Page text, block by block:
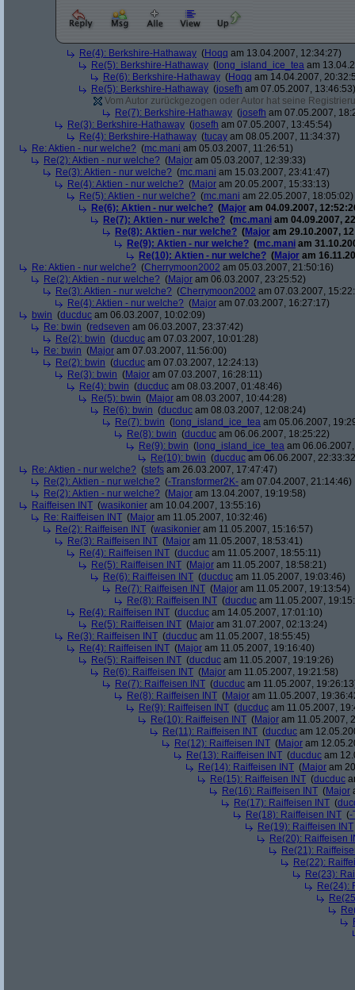
Re(4): Berkshire-Hathaway (Hoqq am 13.04.2007, 12:34:27)
Re(5): Berkshire-Hathaway ( long_island_ice_tea am
Re(6): Berkshire-Hathaway (Hoqq am 14.04.2007,
Re(5): Berkshire-Hathaway (josefh am 07.05.2007, 13:46:53)
Vom Autor zurückgezogen oder Autor hat seine
Re(7): Berkshire-Hathaway (josefh am 07.05.2007,
Re(3): Berkshire-Hathaway (josefh am 07.05.2007, 13:45:54)
Re(4): Berkshire-Hathaway (tucay am 08.05.2007, 11:34:37)
Re: Aktien - nur welche? (mc.mani am 05.03.2007, 11:26:51)
Re(2): Aktien - nur welche? (Major am 05.03.2007, 12:39:33)
Re(3): Aktien - nur welche? (mc.mani am 15.03.2007, 23:41:47)
Re(4): Aktien - nur welche? (Major am 20.05.2007, 15:33:13)
Re(5): Aktien - nur welche? (mc.mani am 22.05.2007, 18:05:02)
Re(6): Aktien - nur welche? (Major am 04.09.2007,
Re(7): Aktien - nur welche? (mc.mani am 04.09.2007,
Re(8): Aktien - nur welche? (Major am 29.10.2007,
Re(9): Aktien - nur welche? (mc.mani am
Re(10): Aktien - nur welche? (Major am
Re: Aktien - nur welche? (Cherrymoon2002 am 05.03.2007, 21:50:16)
Re(2): Aktien - nur welche? (Major am 06.03.2007, 23:25:52)
Re(3): Aktien - nur welche? (Cherrymoon2002 am 07.03.2007,
Re(4): Aktien - nur welche? (Major am 07.03.2007, 16:27:17)
bwin (ducduc am 06.03.2007, 10:02:09)
Re: bwin (redseven am 06.03.2007, 23:37:42)
Re(2): bwin (ducduc am 07.03.2007, 10:01:28)
Re: bwin (Major am 07.03.2007, 11:56:00)
Re(2): bwin (ducduc am 07.03.2007, 12:24:13)
Re(3): bwin (Major am 07.03.2007, 16:28:11)
Re(4): bwin (ducduc am 08.03.2007, 01:48:46)
Re(5): bwin (Major am 08.03.2007, 10:44:28)
Re(6): bwin (ducduc am 08.03.2007, 12:08:24)
Re(7): bwin ( long_island_ice_tea am 05.06.2007,
Re(8): bwin (ducduc am 06.06.2007, 18:25:22)
Re(9): bwin ( long_island_ice_tea am
Re(10): bwin (ducduc am 06.06.2007,
Re: Aktien - nur welche? (stefs am 26.03.2007, 17:47:47)
Re(2): Aktien - nur welche? (-Transformer2K- am 07.04.2007, 21:14:46)
Re(2): Aktien - nur welche? (Major am 13.04.2007, 19:19:58)
Raiffeisen INT (wasikonier am 10.04.2007, 13:55:16)
Re: Raiffeisen INT (Major am 11.05.2007, 10:32:46)
Re(2): Raiffeisen INT (wasikonier am 11.05.2007, 15:16:57)
Re(3): Raiffeisen INT (Major am 11.05.2007, 18:53:41)
Re(4): Raiffeisen INT (ducduc am 11.05.2007, 18:55:11)
Re(5): Raiffeisen INT (Major am 11.05.2007, 18:58:21)
Re(6): Raiffeisen INT (ducduc am 11.05.2007, 19:03:46)
Re(7): Raiffeisen INT (Major am 11.05.2007, 19:13:54)
Re(8): Raiffeisen INT (ducduc am 11.05.2007,
Re(4): Raiffeisen INT (ducduc am 14.05.2007, 17:01:10)
Re(5): Raiffeisen INT (Major am 31.07.2007, 02:13:24)
Re(3): Raiffeisen INT (ducduc am 11.05.2007, 18:55:45)
Re(4): Raiffeisen INT (Major am 11.05.2007, 19:16:40)
Re(5): Raiffeisen INT (ducduc am 11.05.2007, 19:19:26)
Re(6): Raiffeisen INT (Major am 11.05.2007, 19:21:58)
Re(7): Raiffeisen INT (ducduc am 11.05.2007,
Re(8): Raiffeisen INT (Major am 11.05.2007,
Re(9): Raiffeisen INT (ducduc am 11.05.2007,
Re(10): Raiffeisen INT (Major am 11.05.2007,
Re(11): Raiffeisen INT (ducduc am
Re(12): Raiffeisen INT (Major am
Re(13): Raiffeisen INT (ducduc am
Re(14): Raiffeisen INT (Major am
Re(15): Raiffeisen INT (ducduc
Re(16): Raiffeisen INT (Major
Re(17): Raiffeisen INT (
Re(18): Raiffeisen INT (-
Re(19): Raiffeisen INT
Re(20): Raiffeisen
Re(21):
Re(22):
Re(23):
Re(24):